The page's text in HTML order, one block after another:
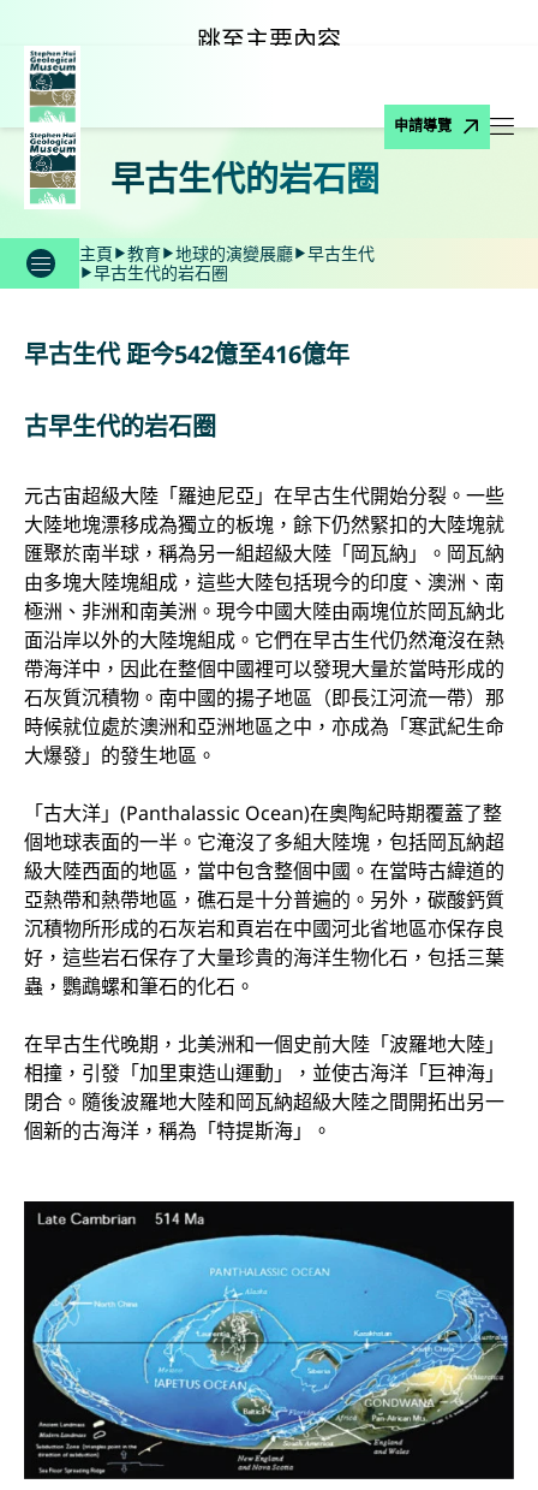
跳至主要內容
申請導覽
早古生代的岩石圈
主頁 教育 地球的演變展廳
早古生代
早古生代的岩石圈
早古生代 距今542億至416億年
古早生代的岩石圈
元古宙超級大陸「羅迪尼亞」在早古生代開始分裂。一些
大陸地塊漂移成為獨立的板塊，餘下仍然緊扣的大陸塊就
匯聚於南半球，稱為另一組超級大陸「岡瓦納」。岡瓦納
由多塊大陸塊組成，這些大陸包括現今的印度、澳洲、南
極洲、非洲和南美洲。現今中國大陸由兩塊位於岡瓦納北
面沿岸以外的大陸塊組成。它們在早古生代仍然淹沒在熱
帶海洋中，因此在整個中國裡可以發現大量於當時形成的
石灰質沉積物。南中國的揚子地區（即長江河流一帶）那
時候就位處於澳洲和亞洲地區之中，亦成為「寒武紀生命
大爆發」的發生地區。
「古大洋」(Panthalassic Ocean)在奧陶紀時期覆蓋了整
個地球表面的一半。它淹沒了多組大陸塊，包括岡瓦納超
級大陸西面的地區，當中包含整個中國。在當時古緯道的
亞熱帶和熱帶地區，礁石是十分普遍的。另外，碳酸鈣質
沉積物所形成的石灰岩和頁岩在中國河北省地區亦保存良
好，這些岩石保存了大量珍貴的海洋生物化石，包括三葉
蟲，鸚鵡螺和筆石的化石。
在早古生代晚期，北美洲和一個史前大陸「波羅地大陸」
相撞，引發「加里東造山運動」，並使古海洋「巨神海」
閉合。隨後波羅地大陸和岡瓦納超級大陸之間開拓出另一
個新的古海洋，稱為「特提斯海」。